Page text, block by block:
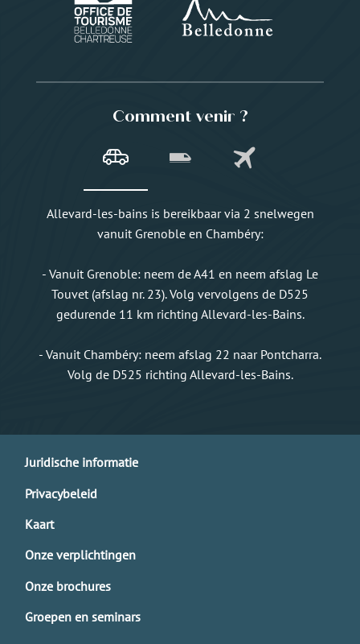
Comment venir ?
Allevard-les-bains is bereikbaar via 2 snelwegen
vanuit Grenoble en Chambéry:
- Vanuit Grenoble: neem de A41 en neem afslag Le
Touvet (afslag nr. 23). Volg vervolgens de D525
gedurende 11 km richting Allevard-les-Bains.
- Vanuit Chambéry: neem afslag 22 naar Pontcharra.
Volg de D525 richting Allevard-les-Bains.
Juridische informatie
Privacybeleid
Kaart
Onze verplichtingen
Onze brochures
Groepen en seminars